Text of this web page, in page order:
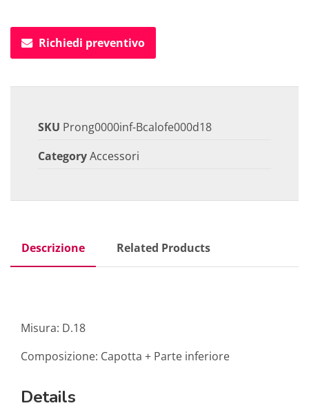
Richiedi preventivo
SKU Prong0000inf-Bcalofe000d18
CategoryAccessori
Descrizione Related Products
Misura: D.18
Composizione: Capotta + Parte inferiore
Details